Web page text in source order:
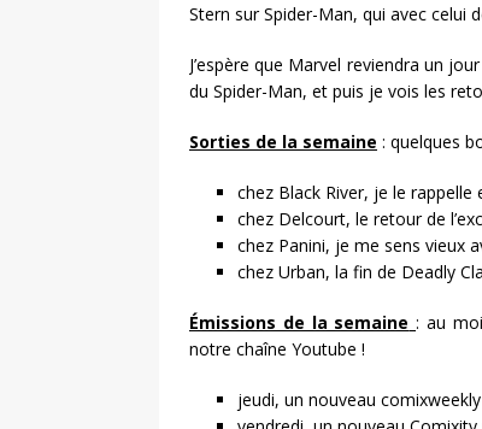
Stern sur Spider-Man, qui avec celui
J’espère que Marvel reviendra un
du Spider-Man, et puis je vois les
Sorties de la semaine : quelques
chez Black River, je le rappelle
chez Delcourt, le retour de
chez Panini, je me sens vieux
chez Urban, la fin de Deadly
Émissions de la semaine : au
notre chaîne Youtube !
jeudi, un nouveau